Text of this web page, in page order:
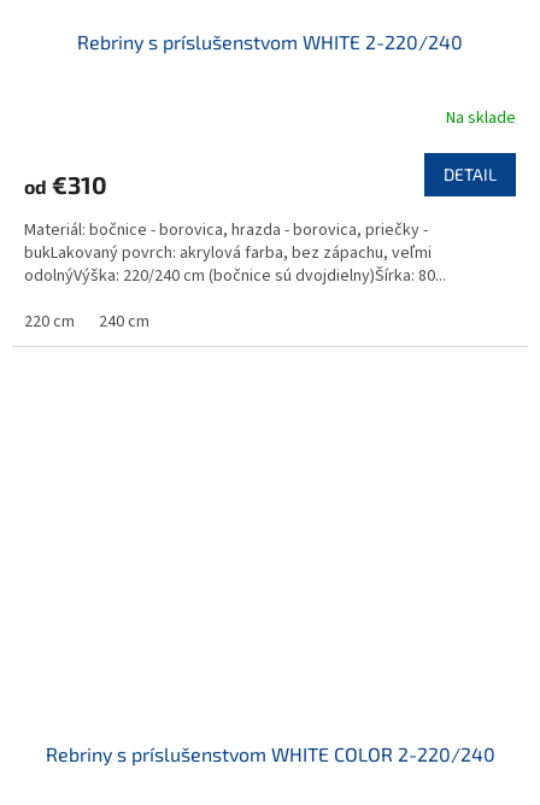
Rebriny s príslušenstvom WHITE 2-220/240
Na sklade
od €310 DETAIL
Materiál: bočnice - borovica, hrazda - borovica, priečky -
bukLakovaný povrch: akrylová farba, bez zápachu, veľmi
odolnýVýška: 220/240 cm (bočnice sú dvojdielny)Šírka: 80...
220 cm
240 cm
Rebriny s príslušenstvom WHITE COLOR 2-220/240